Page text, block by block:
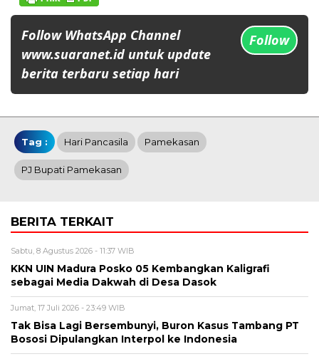
Follow WhatsApp Channel
www.suaranet.id untuk update
berita terbaru setiap hari
Follow
Tag : Hari Pancasila Pamekasan
PJ Bupati Pamekasan
BERITA TERKAIT
Sabtu, 8 Agustus 2026 - 11:37 WIB
KKN UIN Madura Posko 05 Kembangkan Kaligrafi
sebagai Media Dakwah di Desa Dasok
Jumat, 17 Juli 2026 - 23:49 WIB
Tak Bisa Lagi Bersembunyi, Buron Kasus Tambang PT
Bososi Dipulangkan Interpol ke Indonesia